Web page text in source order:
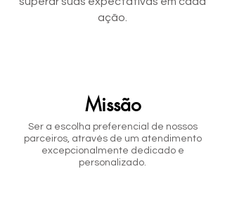
ação.
Missão
Ser a escolha preferencial de nossos
parceiros, através de um atendimento
excepcionalmente dedicado e
personalizado.